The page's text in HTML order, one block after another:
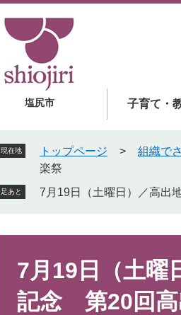
塩尻市 子育て・
現在地 トップページ > 組織で
楽祭
足あと 7月19日（土曜日）／高出
7月19日（土曜
記念 第20回高